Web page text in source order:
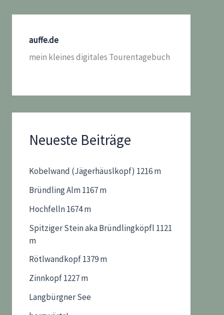
auffe.de
mein kleines digitales Tourentagebuch
Neueste Beiträge
Kobelwand (Jägerhäuslkopf) 1216 m
Bründling Alm 1167 m
Hochfelln 1674 m
Spitziger Stein aka Bründlingköpfl 1121
m
Rötlwandkopf 1379 m
Zinnkopf 1227 m
Langbürgner See